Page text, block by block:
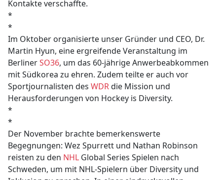
Kontakte verschaffte.
*
*
Im Oktober organisierte unser Gründer und CEO, Dr.
Martin Hyun, eine ergreifende Veranstaltung im
BerlinerSO36, um das 60-jährige Anwerbeabkommen
mit Südkorea zu ehren. Zudem teilte er auch vor
Sportjournalisten desWDRdie Mission und
Herausforderungen von Hockey is Diversity.
*
*
Der November brachte bemerkenswerte
Begegnungen: Wez Spurrett und Nathan Robinson
reisten zu den NHL Global Series Spielen nach
Schweden, um mit NHL-Spielern über Diversity und